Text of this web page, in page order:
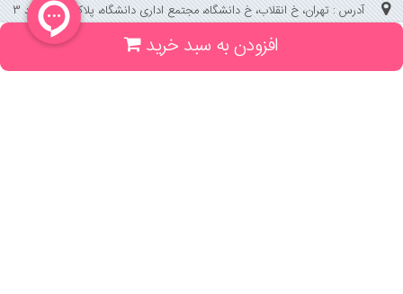
افزودن به سبد خرید
آدرس : تهران، خ انقلاب، خ دانشگاه، مجتمع اداری دانشگاه، پلاک 158 واحد 3
(جهت خرید حضوری، تلفنی ، پیگیری سفارشات سایت با شماره تلفن 02166175070
تماس حاصل فرمایید)